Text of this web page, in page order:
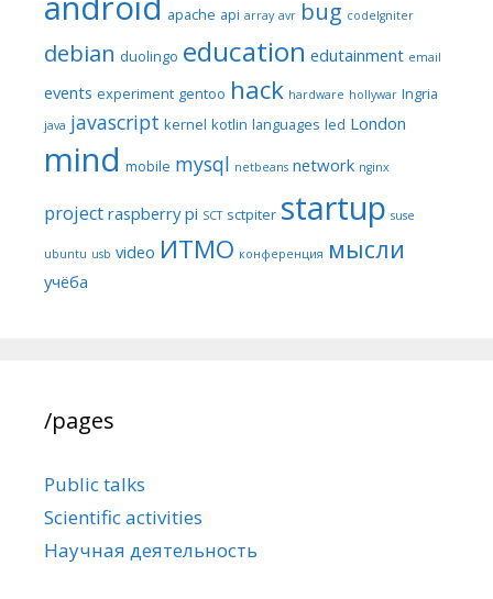
apache api array avr bug codeIgniter
debian duolingo education edutainment email
events experiment gentoo hack hardware hollywar Ingria
java javascript kernel kotlin languages led London
mind mobile mysql netbeans network nginx
project raspberry pi SCT sctpiter startup suse
ubuntu usb video ИТМО конференция мысли
учёба
/pages
Public talks
Scientific activities
Научная деятельность